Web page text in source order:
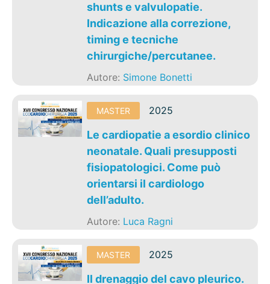
shunts e valvulopatie.
Indicazione alla correzione,
timing e tecniche
chirurgiche/percutanee.
Autore: Simone Bonetti
MASTER 2025
Le cardiopatie a esordio clinico
neonatale. Quali presupposti
fisiopatologici. Come può
orientarsi il cardiologo
dell’adulto.
Autore: Luca Ragni
MASTER 2025
Il drenaggio del cavo pleurico.